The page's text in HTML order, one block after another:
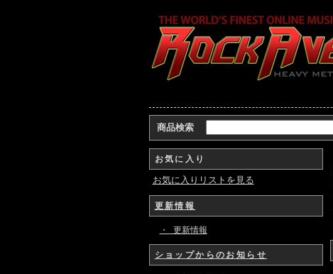
商品検索
お気に入り
お気に入りリストを見る
更新情報
・ 更新情報
ショップからのお知らせ